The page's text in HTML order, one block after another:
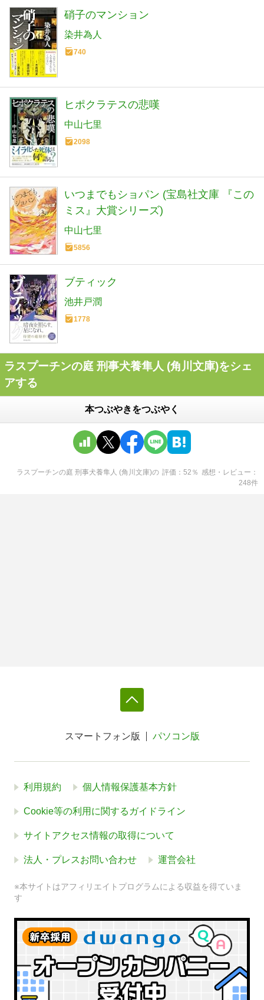
硝子のマンション
染井為人
740
ヒポクラテスの悲嘆
中山七里
2098
いつまでもショパン (宝島社文庫 『この
ミス』大賞シリーズ)
中山七里
5856
ブティック
池井戸潤
1778
ラスプーチンの庭 刑事犬養隼人 (角川文庫)をシェ
アする
本つぶやきをつぶやく
ラスプーチンの庭 刑事犬養隼人 (角川文庫)の 評価 52 ％ 感想・レビュー
248件
スマートフォン版 パソコン版
利用規約 個人情報保護基本方針
Cookie等の利用に関するガイドライン
サイトアクセス情報の取得について
法人・プレスお問い合わせ 運営会社
※本サイトはアフィリエイトプログラムによる収益を得ていま
す